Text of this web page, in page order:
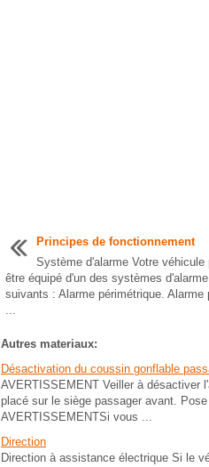
Principes de fonctionnement
Système d'alarme Votre véhicule
être équipé d'un des systèmes d'alarme
suivants : Alarme périmétrique. Alarme
...
Autres materiaux:
Désactivation du coussin gonflable
AVERTISSEMENT Veiller à désactiver
placé sur le siège passager avant.
AVERTISSEMENTSi vous ...
Direction
Direction à assistance électrique Si le